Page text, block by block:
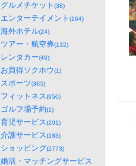
グルメチケット (38)
エンターテイメント (164)
海外ホテル(24)
ツアー・航空券(132)
レンタカー(49)
お買得ソクホウ(1)
スポーツ(365)
フィットネス(950)
ゴルフ場予約(1)
育児サービス(201)
介護サービス(183)
ショッピング(2773)
婚活・マッチングサービス